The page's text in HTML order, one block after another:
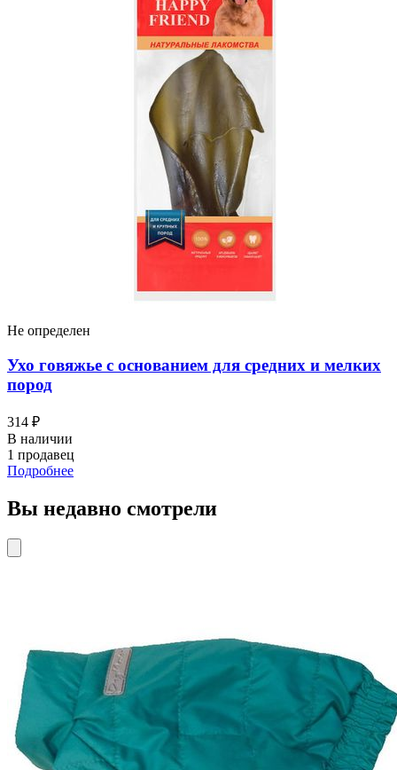
Не определен
Ухо говяжье с основанием для средних и мелких
пород
314 ₽
В наличии
1 продавец
Подробнее
Вы недавно смотрели